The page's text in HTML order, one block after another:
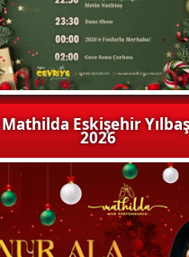
Mathilda Eskişehir
2026